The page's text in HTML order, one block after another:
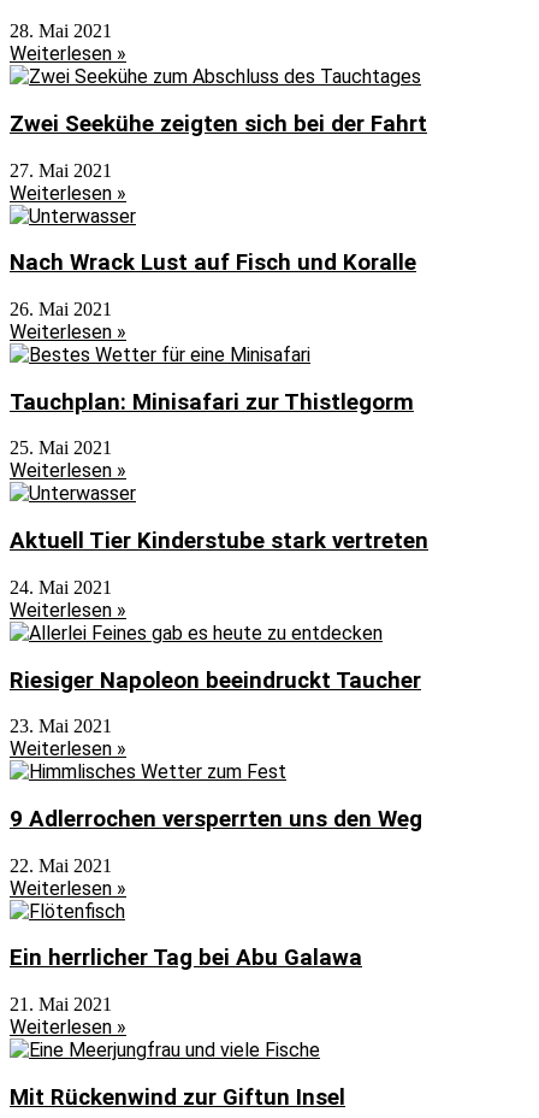
28. Mai 2021
Weiterlesen »
Zwei Seekühe zeigten sich bei der Fahrt
27. Mai 2021
Weiterlesen »
Nach Wrack Lust auf Fisch und Koralle
26. Mai 2021
Weiterlesen »
Tauchplan: Minisafari zur Thistlegorm
25. Mai 2021
Weiterlesen »
Aktuell Tier Kinderstube stark vertreten
24. Mai 2021
Weiterlesen »
Riesiger Napoleon beeindruckt Taucher
23. Mai 2021
Weiterlesen »
9 Adlerrochen versperrten uns den Weg
22. Mai 2021
Weiterlesen »
Ein herrlicher Tag bei Abu Galawa
21. Mai 2021
Weiterlesen »
Mit Rückenwind zur Giftun Insel